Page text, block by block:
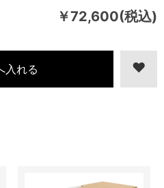
￥72,600(税込)